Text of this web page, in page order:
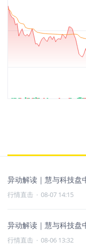
异动解读｜慧与科技
行情直击 · 08-07 14:15
异动解读｜慧与科技
行情直击 · 08-06 13:32